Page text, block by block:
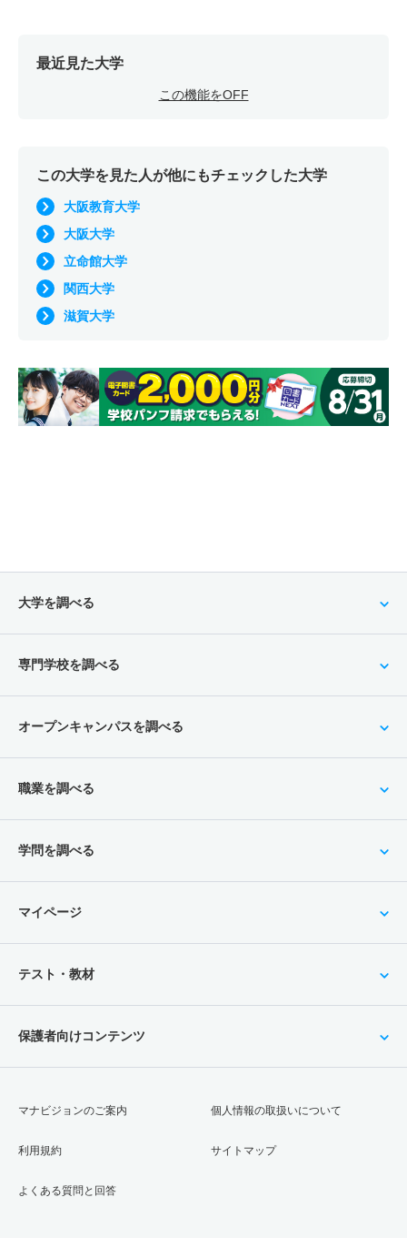
最近見た大学
この機能をOFF
この大学を見た人が他にもチェックした大学
大阪教育大学
大阪大学
立命館大学
関西大学
滋賀大学
大学を調べる
専門学校を調べる
オープンキャンパスを調べる
職業を調べる
学問を調べる
マイページ
テスト・教材
保護者向けコンテンツ
マナビジョンのご案内
利用規約
よくある質問と回答
個人情報の取扱いについて
サイトマップ